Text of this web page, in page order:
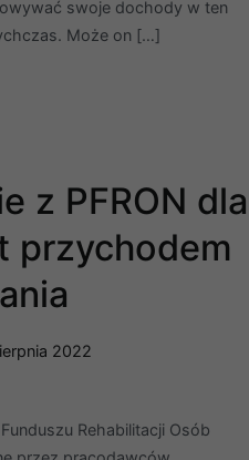
swoje dochody w ten
Może on […]
z PFRON dla
przychodem
2022
Rehabilitacji Osób